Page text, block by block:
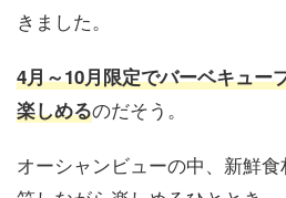
きました。
4月～10月限定でバーベキュー
楽しめるのだそう。
オーシャンビューの中、新鮮